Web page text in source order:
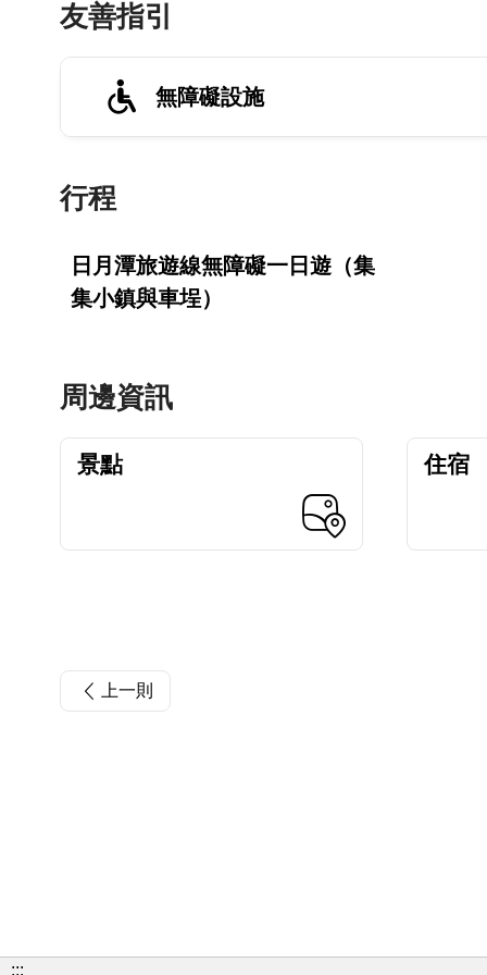
友善指引
無障礙設施
行程
日月潭旅遊線無障礙一日遊（集
集小鎮與車埕）
周邊資訊
景點 住宿
上一則
:::